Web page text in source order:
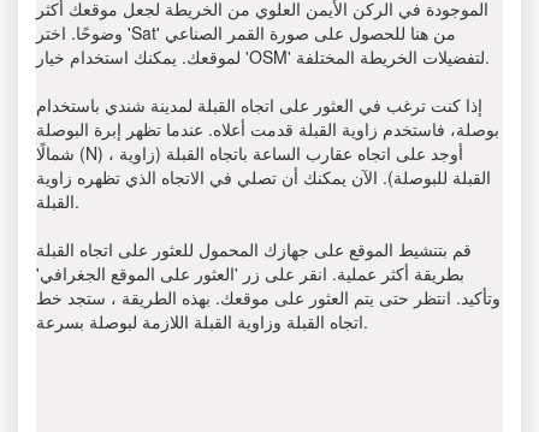
الموجودة في الركن الأيمن العلوي من الخريطة لجعل موقعك أكثر
وضوحًا. اختر 'Sat' من هنا للحصول على صورة القمر الصناعي
لموقعك. يمكنك استخدام خيار 'OSM' لتفضيلات الخريطة المختلفة.
إذا كنت ترغب في العثور على اتجاه القبلة لمدينة شندي باستخدام
بوصلة، فاستخدم زاوية القبلة قدمت أعلاه. عندما تظهر إبرة البوصلة
شمالًا (N) ، أوجد على اتجاه عقارب الساعة باتجاه القبلة (زاوية
القبلة للبوصلة). الآن يمكنك أن تصلي في الاتجاه الذي تظهره زاوية
القبلة.
قم بتنشيط الموقع على جهازك المحمول للعثور على اتجاه القبلة
بطريقة أكثر عملية. انقر على زر 'العثور على الموقع الجغرافي'
وتأكيد. انتظر حتى يتم العثور على موقعك. بهذه الطريقة ، ستجد خط
اتجاه القبلة وزاوية القبلة اللازمة لبوصلة بسرعة.